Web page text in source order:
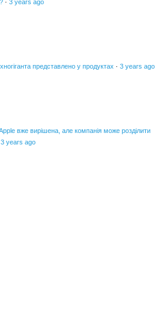
· 3 years ago
представлено у продуктах · 3 years ago
вже вирішена, але компанія може розділити
3 years ago